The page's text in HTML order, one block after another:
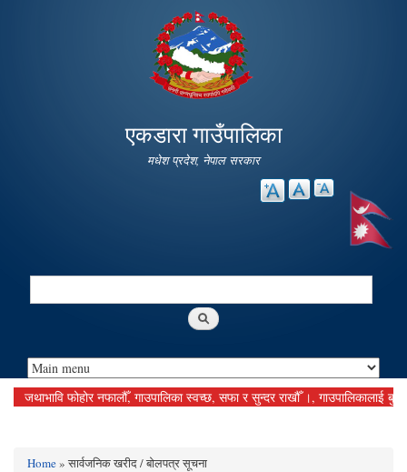
main
content
एकडारा गाउँपालिका
मधेश प्रदेश, नेपाल सरकार
Search
फोहोर नफालौँ, गाउपालिका स्वच्छ, सफा र सुन्दर राखौँ ।, गाउपालिकालाई
Home» सार्वजनिक खरीद / बोलपत्र सूचना